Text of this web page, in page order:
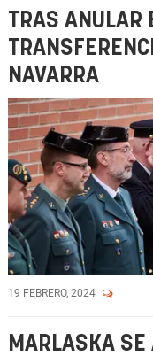
TRAS ANULAR
NAVARRA
19 FEBRERO, 2024
MARLASKA SE